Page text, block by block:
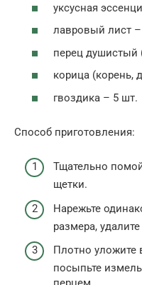
уксусная
лавровый лист
перец душистый
корица (корень,
гвоздика – 5 шт.
Способ приготовления:
Тщательно
щетки.
Нарежьте
размера,
Плотно уложите
посыпьте